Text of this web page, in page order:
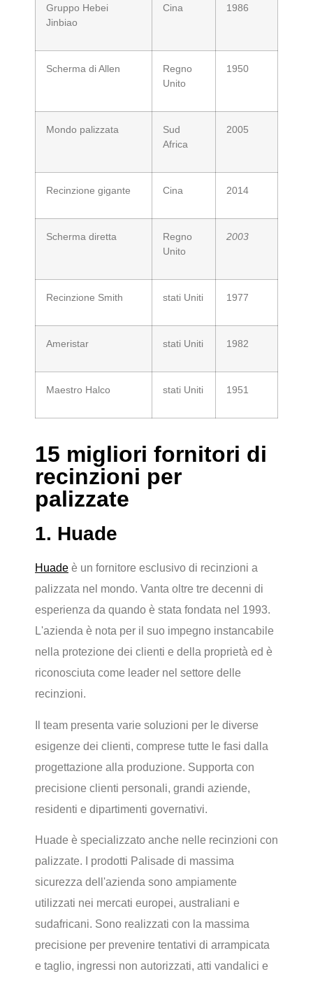
Gruppo Hebei
Jinbiao
Cina 1986
Scherma di Allen
Regno
Unito
1950
Mondo palizzata
Sud
Africa
2005
Recinzione gigante Cina 2014
Scherma diretta
Regno
Unito
2003
Recinzione Smith stati Uniti 1977
Ameristar stati Uniti 1982
Maestro Halco stati Uniti 1951
15 migliori fornitori di
recinzioni per
palizzate
1. Huade
Huade è un fornitore esclusivo di recinzioni a
palizzata nel mondo. Vanta oltre tre decenni di
esperienza da quando è stata fondata nel 1993.
L'azienda è nota per il suo impegno instancabile
nella protezione dei clienti e della proprietà ed è
riconosciuta come leader nel settore delle
recinzioni.
Il team presenta varie soluzioni per le diverse
esigenze dei clienti, comprese tutte le fasi dalla
progettazione alla produzione. Supporta con
precisione clienti personali, grandi aziende,
residenti e dipartimenti governativi.
Huade è specializzato anche nelle recinzioni con
palizzate. I prodotti Palisade di massima
sicurezza dell'azienda sono ampiamente
utilizzati nei mercati europei, australiani e
sudafricani. Sono realizzati con la massima
precisione per prevenire tentativi di arrampicata
e taglio, ingressi non autorizzati, atti vandalici e